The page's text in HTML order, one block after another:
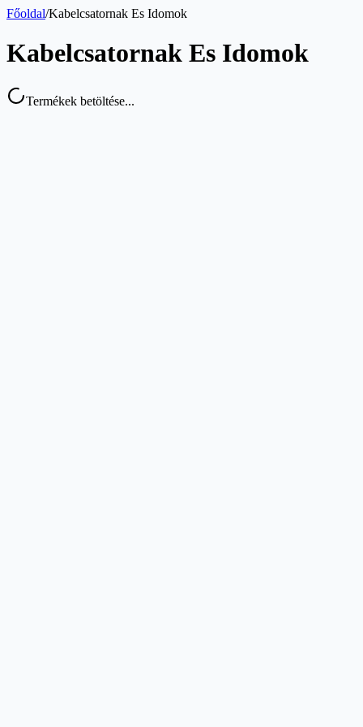
Főoldal/Kabelcsatornak Es Idomok
Kabelcsatornak Es Idomok
Termékek betöltése...